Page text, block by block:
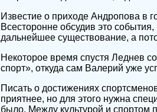
Известие о приходе Андропова в
Всесторонне обсудив это
дальнейшее существование, а
Некоторое время спустя Леднев
спорт», откуда сам Валерий уже
Писать о достижениях
приятнее, но для этого нужна
было. Между культурой и спортом